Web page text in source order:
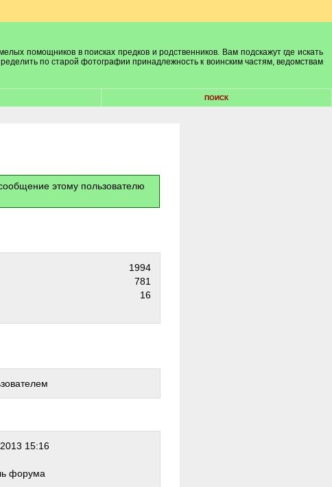
помощников в поисках предков и родственников. Вам подскажут где искать
по старой фотографии принадлежность к воинским частям, ведомствам
ПОИСК
этому пользователю
1994
781
16
15:16
форума